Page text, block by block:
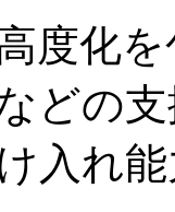
度化
どの
入れ